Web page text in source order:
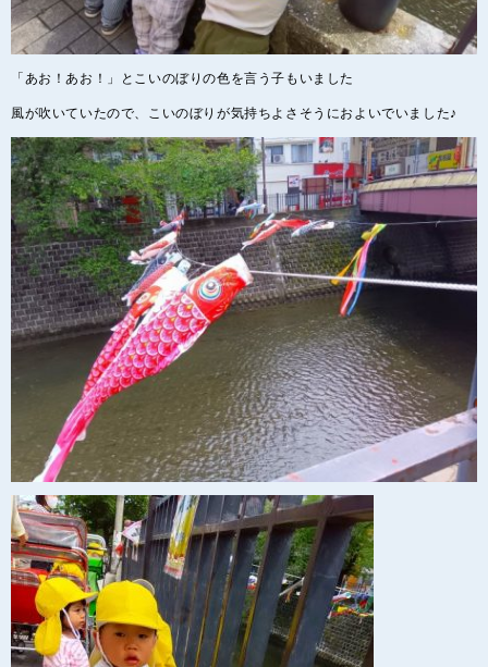
「あお！あお！」とこいのぼりの色を言う子もいました
風が吹いていたので、こいのぼりが気持ちよさそうにおよいでいました♪